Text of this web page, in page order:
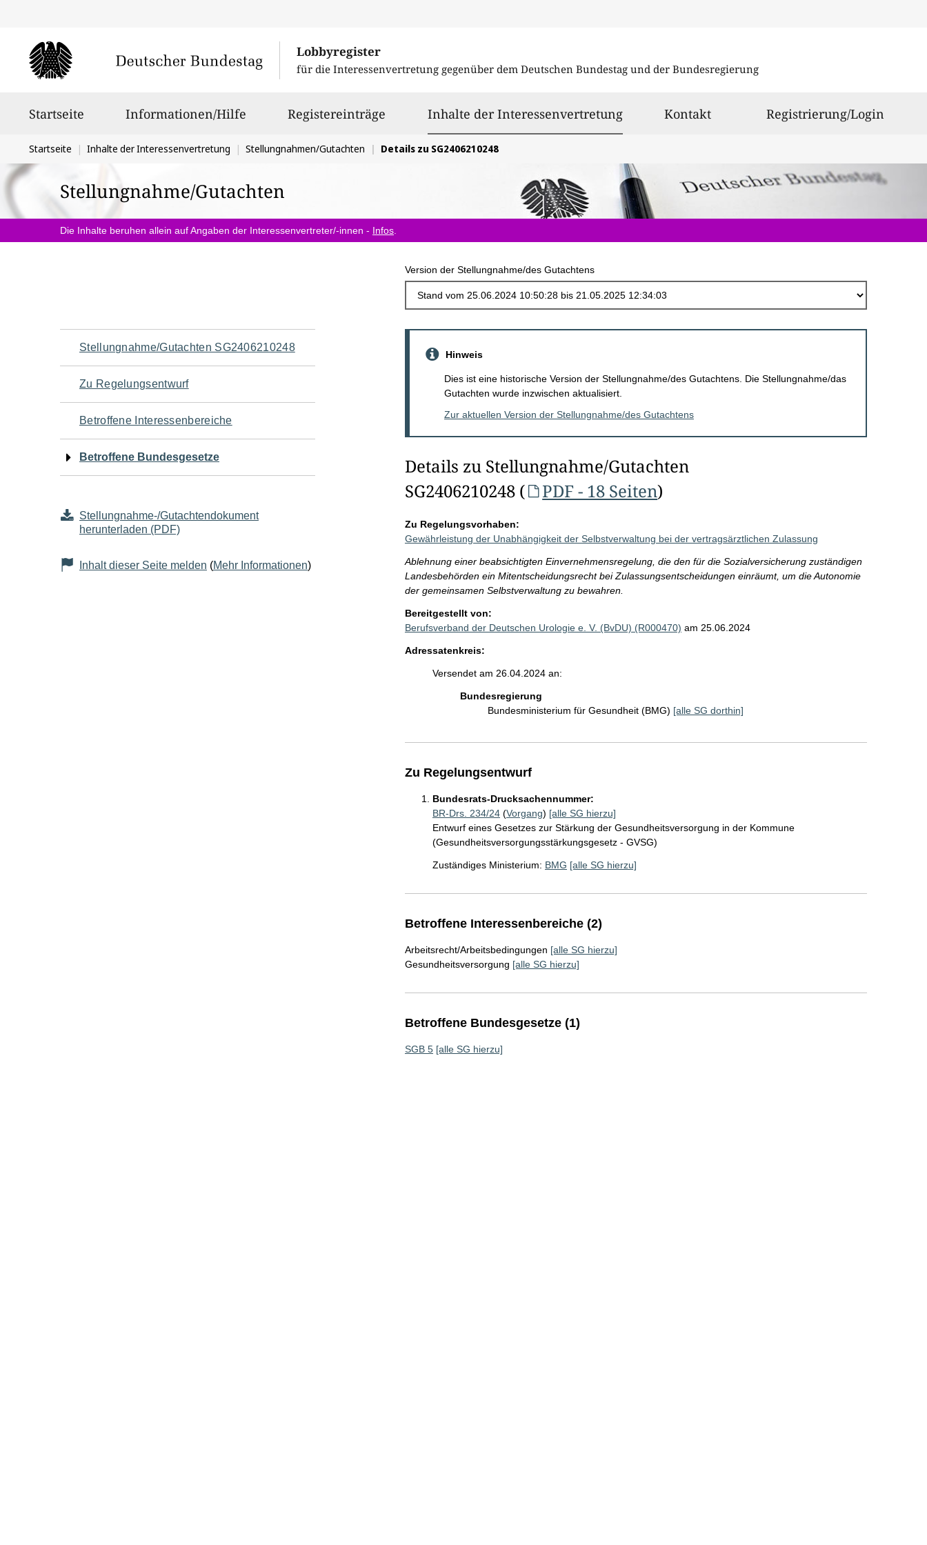
Lobbyregister
für die Interessenvertretung gegenüber dem Deutschen Bundestag und der Bundesregierung
Startseite Informationen/Hilfe Registereinträge Inhalte der Interessenvertretungausgewählt
Kontakt Registrierung/Login
Sie
befinden
sich
hier:
Startseite Inhalte der Interessenvertretung Stellungnahmen/Gutachten Details zu SG2406210248
Stellungnahme/Gutachten
Die Inhalte beruhen allein auf Angaben der Interessenvertreter/-innen - Infos
Version der Stellungnahme/des Gutachtens
Navigation
für
den
Seiteninhalt
Stellungnahme/Gutachten SG2406210248
Zu Regelungsentwurf
Betroffene Interessenbereiche
Betroffene Bundesgesetze
Stellungnahme-/Gutachtendokument
herunterladen (PDF)
Inhalt dieser Seite melden (Mehr Informationen)
Hinweis
Dies ist eine historische Version der Stellungnahme/des Gutachtens. Die Stellungnahme/das
Gutachten wurde inzwischen aktualisiert.
Zur aktuellen Version der Stellungnahme/des Gutachtens
Details zu Stellungnahme/Gutachten
SG2406210248 (
PDF - 18 Seiten)
Zu Regelungsvorhaben:
Gewährleistung der Unabhängigkeit der Selbstverwaltung bei der vertragsärztlichen Zulassung
Ablehnung einer beabsichtigten Einvernehmensregelung, die den für die Sozialversicherung zuständigen
Landesbehörden ein Mitentscheidungsrecht bei Zulassungsentscheidungen einräumt, um die Autonomie
der gemeinsamen Selbstverwaltung zu bewahren.
Bereitgestellt von:
Berufsverband der Deutschen Urologie e. V. (BvDU) (R000470) am 25.06.2024
Adressatenkreis:
Versendet am 26.04.2024 an:
Bundesregierung
Bundesministerium für Gesundheit (BMG) [alle SG dorthin]
Zu Regelungsentwurf
Bundesrats-Drucksachennummer:
BR-Drs. 234/24(Vorgang) [alle SG hierzu]
Entwurf eines Gesetzes zur Stärkung der Gesundheitsversorgung in der Kommune
(Gesundheitsversorgungsstärkungsgesetz - GVSG)
Zuständiges Ministerium: BMG [alle SG hierzu]
Betroffene Interessenbereiche (2)
Arbeitsrecht/Arbeitsbedingungen [alle SG hierzu]
Gesundheitsversorgung [alle SG hierzu]
Betroffene Bundesgesetze (1)
SGB 5 [alle SG hierzu]